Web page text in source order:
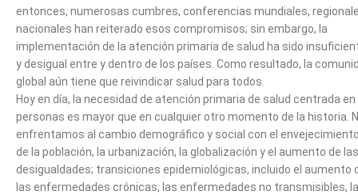
entonces, numerosas cumbres, conferencias mundiales,
nacionales han reiterado esos compromisos; sin embargo, la
implementación de la atención primaria de salud ha sido
y desigual entre y dentro de los países. Como resultado, la
global aún tiene que reivindicar salud para todos.
Hoy en día, la necesidad de atención primaria de salud centrada en
personas es mayor que en cualquier otro momento de la historia.
enfrentamos al cambio demográfico y social con el
de la población, la urbanización, la globalización y el aumento de las
desigualdades; transiciones epidemiológicas, incluido el aumento
las enfermedades crónicas, las enfermedades no transmisibles, la